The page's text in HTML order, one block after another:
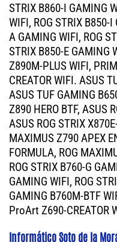
STRIX B860-I GAMING
WIFI, ROG STRIX B850-
A GAMING WIFI, ROG
STRIX B850-E GAMING
Z890M-PLUS WIFI,
CREATOR WIFI. ASUS
ASUS TUF GAMING
Z890 HERO BTF, ASUS
ASUS ROG STRIX
MAXIMUS Z790 APEX
FORMULA, ROG
ROG STRIX B760-G
GAMING WIFI, ROG
GAMING B760M-BTF
ProArt Z690-CREATOR
Informático Soto de la